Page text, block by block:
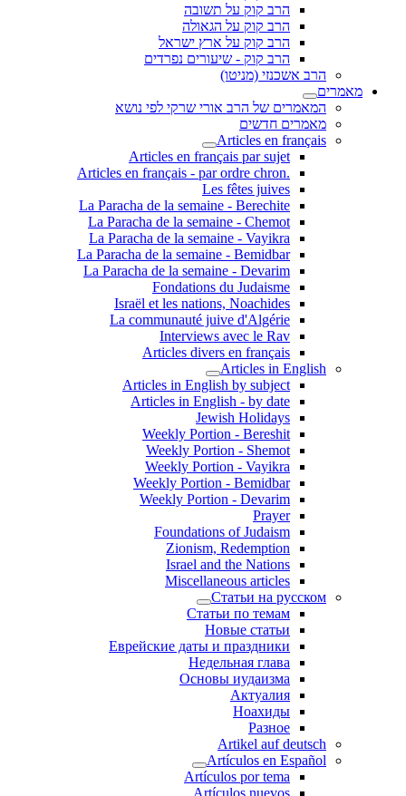
הרב קוק על תשובה
הרב קוק על הגאולה
הרב קוק על ארץ ישראל
הרב קוק - שיעורים נפרדים
הרב אשכנזי (מניטו)
מאמרים
המאמרים של הרב אורי שרקי לפי נושא
מאמרים חדשים
Articles en français
Articles en français par sujet
.Articles en français - par ordre chron
Les fêtes juives
La Paracha de la semaine - Berechite
La Paracha de la semaine - Chemot
La Paracha de la semaine - Vayikra
La Paracha de la semaine - Bemidbar
La Paracha de la semaine - Devarim
Fondations du Judaisme
Israël et les nations, Noachides
La communauté juive d'Algérie
Interviews avec le Rav
Articles divers en français
Articles in English
Articles in English by subject
Articles in English - by date
Jewish Holidays
Weekly Portion - Bereshit
Weekly Portion - Shemot
Weekly Portion - Vayikra
Weekly Portion - Bemidbar
Weekly Portion - Devarim
Prayer
Foundations of Judaism
Zionism, Redemption
Israel and the Nations
Miscellaneous articles
Статьи на русском
Статьи по темам
Новые статьи
Еврейские даты и праздники
Недельная глава
Основы иудаизма
Актуалия
Ноахиды
Разное
Artikel auf deutsch
Artículos en Español
Artículos por tema
Artículos nuevos